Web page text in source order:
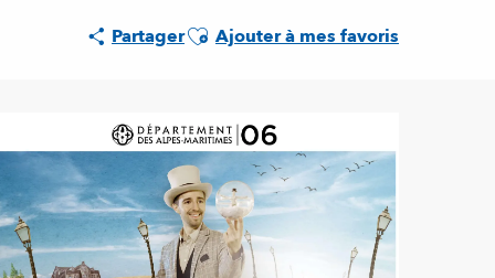
PartagerAjouter aux favoris
Ajouter à mes favoris